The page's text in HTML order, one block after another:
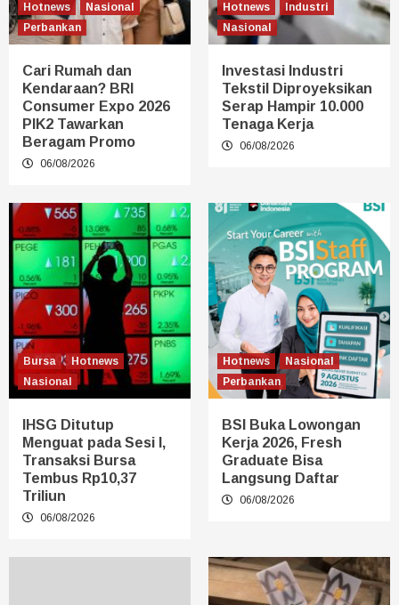
Hotnews
Nasional
Perbankan
Cari Rumah dan
Kendaraan? BRI
Consumer Expo 2026
PIK2 Tawarkan
Beragam Promo
06/08/2026
Hotnews
Industri
Nasional
Investasi Industri
Tekstil Diproyeksikan
Serap Hampir 10.000
Tenaga Kerja
06/08/2026
Bursa
Hotnews
Nasional
IHSG Ditutup
Menguat pada Sesi I,
Transaksi Bursa
Tembus Rp10,37
Triliun
06/08/2026
Hotnews
Nasional
Perbankan
BSI Buka Lowongan
Kerja 2026, Fresh
Graduate Bisa
Langsung Daftar
06/08/2026